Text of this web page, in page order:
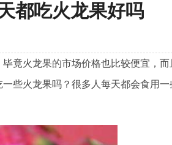
都吃火龙果好吗
竟火龙果的市场价格也比较便宜，而
些火龙果吗？很多人每天都会食用一